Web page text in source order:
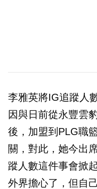
李雅英將IG追蹤人
因與日前從永豐雲
後，加盟到PLG職
關，對此，她今出
蹤人數這件事會掀
外界擔心了，但自